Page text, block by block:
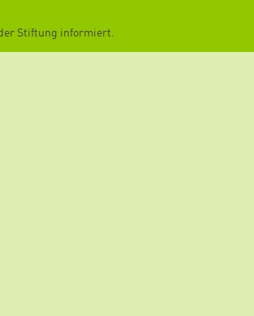
Stiftung informiert.